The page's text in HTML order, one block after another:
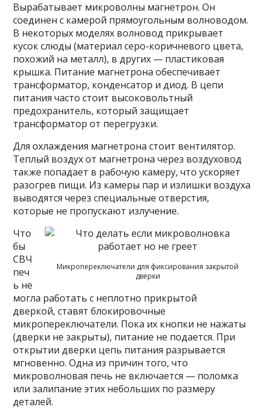
Вырабатывает микроволны магнетрон. Он
соединен с камерой прямоугольным волноводом.
В некоторых моделях волновод прикрывает
кусок слюды (материал серо-коричневого цвета,
похожий на металл), в других — пластиковая
крышка. Питание магнетрона обеспечивает
трансформатор, конденсатор и диод. В цепи
питания часто стоит высоковольтный
предохранитель, который защищает
трансформатор от перегрузки.
Для охлаждения магнетрона стоит вентилятор.
Теплый воздух от магнетрона через воздуховод
также попадает в рабочую камеру, что ускоряет
разогрев пищи. Из камеры пар и излишки воздуха
выводятся через специальные отверстия,
которые не пропускают излучение.
Микропереключатели для фиксирования закрытой
дверки
Что
бы
СВЧ
печ
ь не
могла работать с неплотно прикрытой
дверкой, ставят блокировочные
микропереключатели. Пока их кнопки не нажаты
(дверки не закрыты), питание не подается. При
открытии дверки цепь питания разрывается
мгновенно. Одна из причин того, что
микроволновая печь не включается — поломка
или залипание этих небольших по размеру
деталей.